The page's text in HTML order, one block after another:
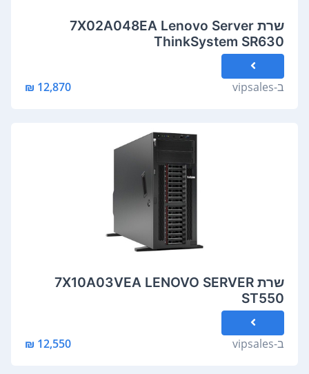
שרת 7X02A048EA Lenovo Server
ThinkSystem SR630
ב-vipsales
12,870 ₪
שרת 7X10A03VEA LENOVO SERVER
ST550
ב-vipsales
12,550 ₪